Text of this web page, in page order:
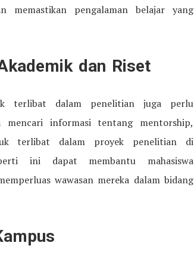
memastikan pengalaman belajar yang
dan Riset
terlibat dalam penelitian juga perlu
mencari informasi tentang mentorship,
terlibat dalam proyek penelitian di
ini dapat membantu mahasiswa
wawasan mereka dalam bidang